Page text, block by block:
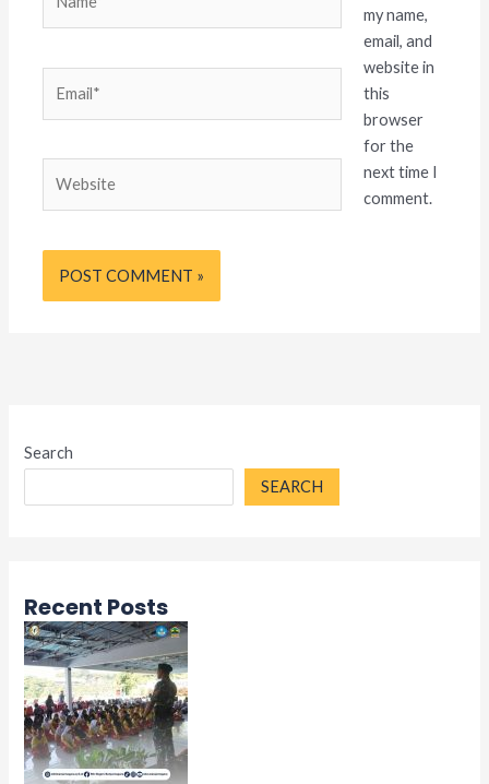
my name,
email, and
website in
this
browser
for the
next time I
comment.
Search
SEARCH
Recent Posts